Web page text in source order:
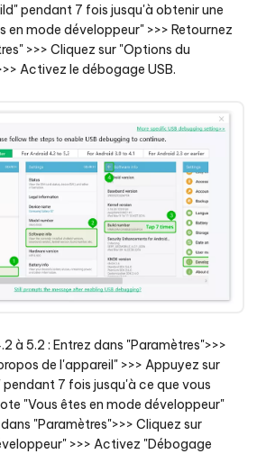
pendant 7 fois jusqu'à obtenir une
en mode développeur" >>> Retournez
>>> Cliquez sur "Options du
Activez le débogage USB.
à 5.2 : Entrez dans "Paramètres">>>
de l'appareil" >>> Appuyez sur
pendant 7 fois jusqu'à ce que vous
"Vous êtes en mode développeur"
"Paramètres">>> Cliquez sur
>>> Activez "Débogage